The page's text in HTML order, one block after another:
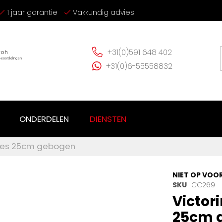
1 jaar garantie Vakkundig advies
+31(0)591 648 402
+31(0)6-55558832
ONDERDELEN DIENSTEN
25cm gebogen
NIET OP
SKU CC269
25cm